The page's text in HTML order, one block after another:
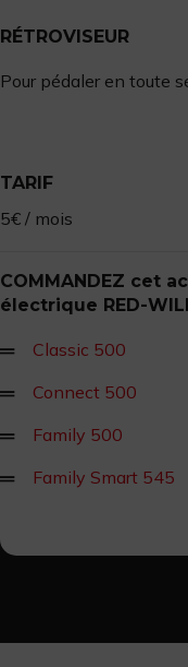
RÉTROVISEUR
Pour pédaler en toute
TARIF
5€ / mois
COMMANDEZ cet
électrique RED-
Classic 500
Connect 500
Family 500
Family Smart 545